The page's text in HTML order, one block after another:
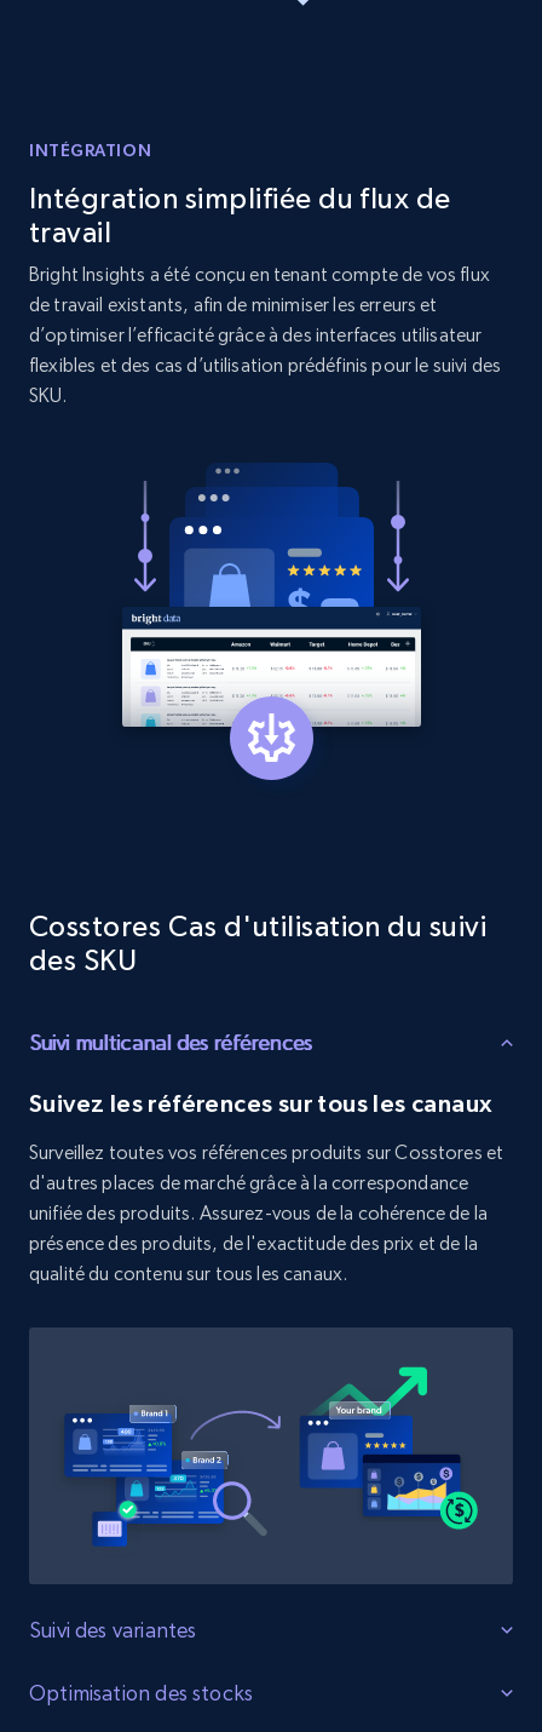
URL, Product id, Title, Product description,
Rating, Reviews count, Initial price, Discount,
and more.
Target - Gather data on products using
specified keywords
Rating, Reviews count, Initial price, Discount,
1.3K+ 175+ Commencer
Target - Discover products by category url
URL, Product id, Title, Product description,
Rating, Reviews count, Initial price, Discount,
Target - Discover products by specified
Rating, Reviews count, Initial price, Discount,
1.3K+ 175+ Commencer
Zara - Products
Currency, Colour code, Colour, Description, and
1.2K+ 208+ Commencer
Zara - Products - discovery by category url
more.
1.2K+ 208+
INTÉGRATION
Intégration simplifiée du flux de
travail
Bright Insights a été conçu en tenant compte de vos flux
de travail existants, afin de minimiser les erreurs et
d’optimiser l’efficacité grâce à des interfaces utilisateur
flexibles et des cas d’utilisation prédéfinis pour le suivi des
SKU.
Cosstores Cas d'utilisation du suivi
des SKU
Suivi multicanal des références
Suivez les références sur tous les canaux
Surveillez toutes vos références produits sur Cosstores et
d'autres places de marché grâce à la correspondance
unifiée des produits. Assurez-vous de la cohérence de la
présence des produits, de l'exactitude des prix et de la
qualité du contenu sur tous les canaux.
Suivi des variantes
Surveillez toutes les variantes du produit.
Optimisation des stocks